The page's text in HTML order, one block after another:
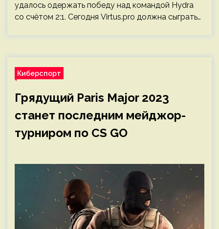
удалось одержать победу над командой Hydra
со счётом 2:1. Сегодня Virtus.pro должна сыграть…
Киберспорт
Грядущий Paris Major 2023
станет последним мейджор-
турниром по CS GO